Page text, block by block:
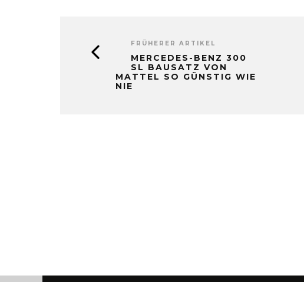
FRÜHERER ARTIKEL
MERCEDES-BENZ 300
SL BAUSATZ VON
MATTEL SO GÜNSTIG WIE
NIE